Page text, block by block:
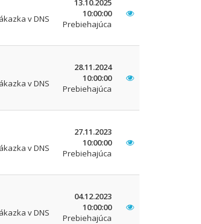
v DNS
13.10.2025
10:00:00
Prebiehajúca
v DNS
28.11.2024
10:00:00
Prebiehajúca
v DNS
27.11.2023
10:00:00
Prebiehajúca
v DNS
04.12.2023
10:00:00
Prebiehajúca